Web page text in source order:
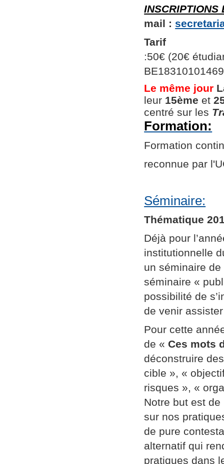
INSCRIPTIONS
mail :
Tarif
:50€ (20€
Le même jour
leur 15ème et
centré sur les
Formation:
Formation
reconnue par
Séminaire:
Thématique
Déjà pour
institutionnelle
un séminaire
séminaire «
possibilité de
de venir
Pour cette
de « Ces mots
déconstruire
cible », «
risques », «
Notre but est de
sur nos
de pure
alternatif qui
pratiques dans